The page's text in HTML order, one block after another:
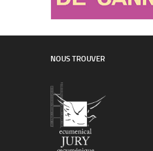
NOUS TROUVER